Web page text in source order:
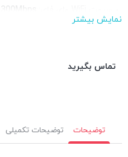
300Mbps
آنتن::داخلی
فرکانس::
نمایش بیشتر
تماس بگیرید
توضیحات توضیحات تکمیلی